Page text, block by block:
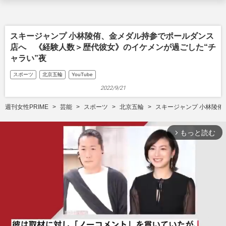
スキージャンプ 小林陵侑、金メダル持参でポールダンス
店へ 《経験人数＞歴代彼女》のイケメンが過ごした“チ
ャラい”夜
スポーツ 北京五輪 YouTube
2022/9/21
週刊女性PRIME 芸能 スポーツ 北京五輪 スキージャンプ 小林陵
arrow_forward_ios もっと読む